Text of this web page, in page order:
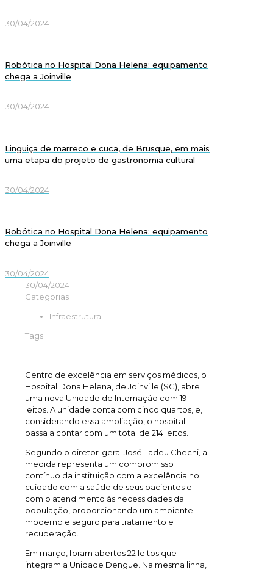
30/04/2024
Robótica no Hospital Dona Helena: equipamento
chega a Joinville
30/04/2024
Linguiça de marreco e cuca, de Brusque, em mais
uma etapa do projeto de gastronomia cultural
30/04/2024
Robótica no Hospital Dona Helena: equipamento
chega a Joinville
30/04/2024
30/04/2024
Categorias
Infraestrutura
Tags
Centro de excelência em serviços médicos, o
Hospital Dona Helena, de Joinville (SC), abre
uma nova Unidade de Internação com 19
leitos. A unidade conta com cinco quartos, e,
considerando essa ampliação, o hospital
passa a contar com um total de 214 leitos.
Segundo o diretor-geral José Tadeu Chechi, a
medida representa um compromisso
contínuo da instituição com a excelência no
cuidado com a saúde de seus pacientes e
com o atendimento às necessidades da
população, proporcionando um ambiente
moderno e seguro para tratamento e
recuperação.
Em março, foram abertos 22 leitos que
integram a Unidade Dengue. Na mesma linha,